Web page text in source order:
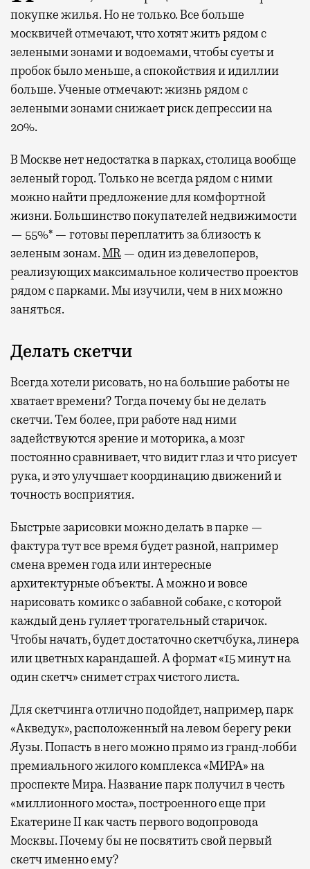
покупке жилья. Но не только. Все больше
москвичей отмечают, что хотят жить рядом с
зелеными зонами и водоемами, чтобы суеты и
пробок было меньше, а спокойствия и идиллии
больше. Ученые отмечают: жизнь рядом с
зелеными зонами снижает риск депрессии на
20%.
В Москве нет недостатка в парках, столица вообще
зеленый город. Только не всегда рядом с ними
можно найти предложение для комфортной
жизни. Большинство покупателей недвижимости
— 55%* — готовы переплатить за близость к
зеленым зонам.MR — один из девелоперов,
реализующих максимальное количество проектов
рядом с парками. Мы изучили, чем в них можно
заняться.
Делать скетчи
Всегда хотели рисовать, но на большие работы не
хватает времени? Тогда почему бы не делать
скетчи. Тем более, при работе над ними
задействуются зрение и моторика, а мозг
постоянно сравнивает, что видит глаз и что рисует
рука, и это улучшает координацию движений и
точность восприятия.
Быстрые зарисовки можно делать в парке —
фактура тут все время будет разной, например
смена времен года или интересные
архитектурные объекты. А можно и вовсе
нарисовать комикс о забавной собаке, с которой
каждый день гуляет трогательный старичок.
Чтобы начать, будет достаточно скетчбука, линера
или цветных карандашей. А формат «15 минут на
один скетч» снимет страх чистого листа.
Для скетчинга отлично подойдет, например, парк
«Акведук», расположенный на левом берегу реки
Яузы. Попасть в него можно прямо из гранд-лобби
премиального жилого комплекса «МИРА» на
проспекте Мира. Название парк получил в честь
«миллионного моста», построенного еще при
Екатерине II как часть первого водопровода
Москвы. Почему бы не посвятить свой первый
скетч именно ему?